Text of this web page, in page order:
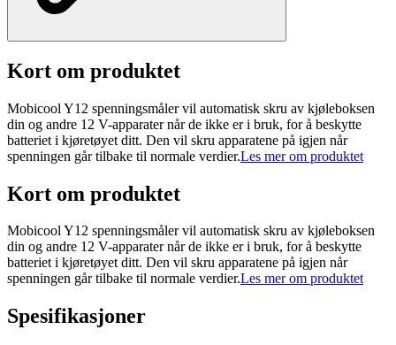
Kort om produktet
Mobicool Y12 spenningsmåler vil automatisk skru av kjøleboksen
din og andre 12 V-apparater når de ikke er i bruk, for å beskytte
batteriet i kjøretøyet ditt. Den vil skru apparatene på igjen når
spenningen går tilbake til normale verdier.Les mer om produktet
Kort om produktet
Mobicool Y12 spenningsmåler vil automatisk skru av kjøleboksen
din og andre 12 V-apparater når de ikke er i bruk, for å beskytte
batteriet i kjøretøyet ditt. Den vil skru apparatene på igjen når
spenningen går tilbake til normale verdier.Les mer om produktet
Spesifikasjoner